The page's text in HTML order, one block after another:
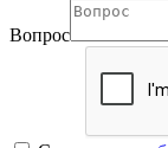
Вопрос